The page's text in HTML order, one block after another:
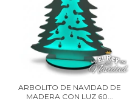
ARBOLITO DE NAVIDAD DE
MADERA CON LUZ 60...